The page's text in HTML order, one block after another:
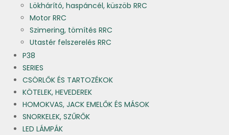
Lökhárító, haspáncél, küszöb RRC
Motor RRC
Szimering, tömítés RRC
Utastér felszerelés RRC
P38
SERIES
CSÖRLŐK ÉS TARTOZÉKOK
KÖTELEK, HEVEDEREK
HOMOKVAS, JACK EMELŐK ÉS MÁSOK
SNORKELEK, SZŰRŐK
LED LÁMPÁK